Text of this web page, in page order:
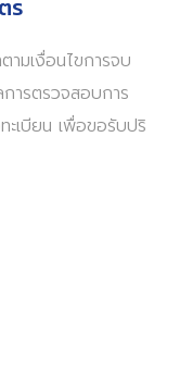
ร
มเงื่อนไขการจบ
ารตรวจสอบการ
ะเบียน เพื่อขอรับปริ